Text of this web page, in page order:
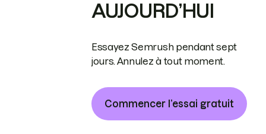
AUJOURD’HUI
Essayez Semrush pendant sept
jours. Annulez à tout moment.
Commencer l’essai gratuit